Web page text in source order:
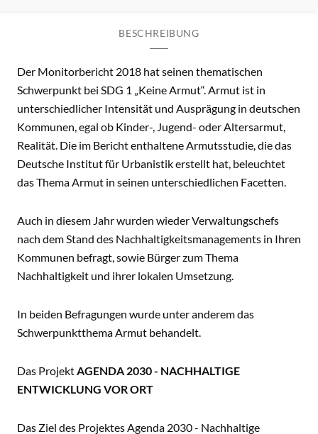
BESCHREIBUNG
Der Monitorbericht 2018 hat seinen thematischen
Schwerpunkt bei SDG 1 „Keine Armut“. Armut ist in
unterschiedlicher Intensität und Ausprägung in deutschen
Kommunen, egal ob Kinder-, Jugend- oder Altersarmut,
Realität. Die im Bericht enthaltene Armutsstudie, die das
Deutsche Institut für Urbanistik erstellt hat, beleuchtet
das Thema Armut in seinen unterschiedlichen Facetten.
Auch in diesem Jahr wurden wieder Verwaltungschefs
nach dem Stand des Nachhaltigkeitsmanagements in Ihren
Kommunen befragt, sowie Bürger zum Thema
Nachhaltigkeit und ihrer lokalen Umsetzung.
In beiden Befragungen wurde unter anderem das
Schwerpunktthema Armut behandelt.
Das ProjektAGENDA 2030 - NACHHALTIGE
ENTWICKLUNG VOR ORT
Das Ziel des Projektes Agenda 2030 - Nachhaltige